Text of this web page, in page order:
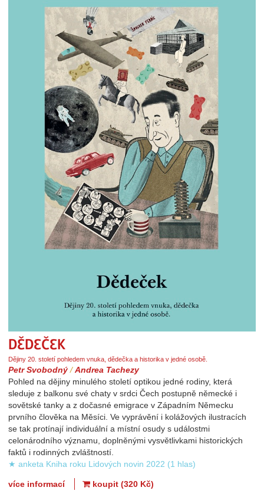
Dějiny 20. století pohledem vnuka, dědečka a historika v jedné osobě.
Petr Svobodný /Andrea Tachezy
Pohled na dějiny minulého století optikou jedné rodiny, která
sleduje z balkonu své chaty v srdci Čech postupně německé i
sovětské tanky a z dočasné emigrace v Západním Německu
prvního člověka na Měsíci. Ve vyprávění i kolážových ilustracích
se tak protínají individuální a místní osudy s událostmi
celonárodního významu, doplněnými vysvětlivkami historických
faktů i rodinných zvláštností.
★ anketa Kniha roku Lidových novin 2022 (1 hlas)
více informací koupit (320 Kč)